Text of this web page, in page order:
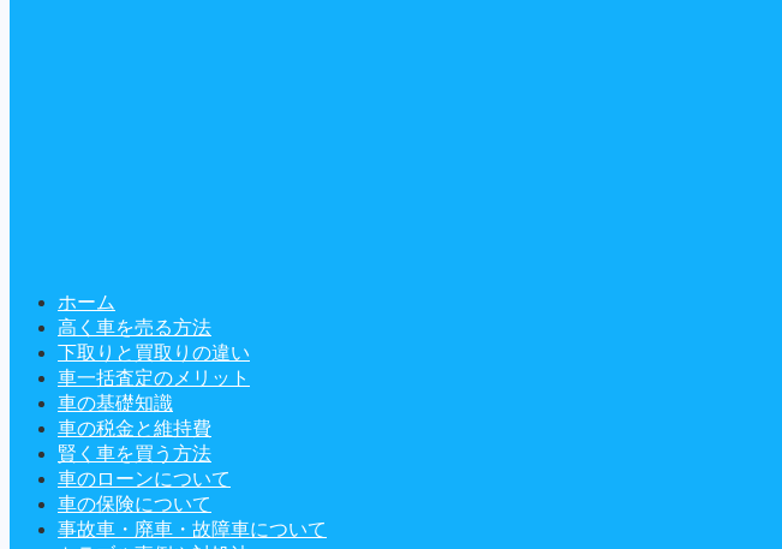
ホーム
高く車を売る方法
下取りと買取りの違い
車一括査定のメリット
車の基礎知識
車の税金と維持費
賢く車を買う方法
車のローンについて
車の保険について
事故車・廃車・故障車について